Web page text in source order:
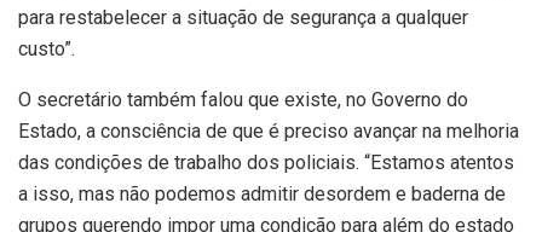
para restabelecer a situação de segurança a qualquer
custo”.
O secretário também falou que existe, no Governo do
Estado, a consciência de que é preciso avançar na melhoria
das condições de trabalho dos policiais. “Estamos atentos
a isso, mas não podemos admitir desordem e baderna de
grupos querendo impor uma condição para além do estado